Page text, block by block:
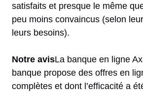
satisfaits et presque le même
peu moins convaincus (selon
leurs besoins).
Notre avisLa banque en ligne
banque propose des offres en
complètes et dont l’efficacité a